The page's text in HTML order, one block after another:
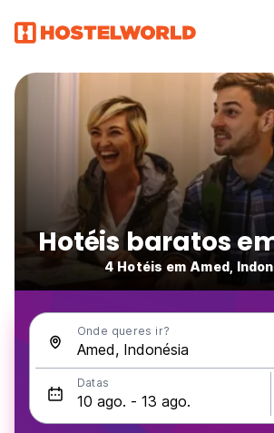
Hotéis baratos
4 Hotéis em Amed,
Onde queres ir?
Datas